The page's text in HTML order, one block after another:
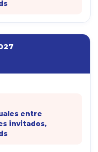
entre
invitados,